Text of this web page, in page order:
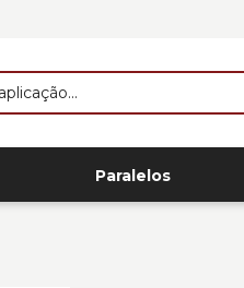
Paralelos